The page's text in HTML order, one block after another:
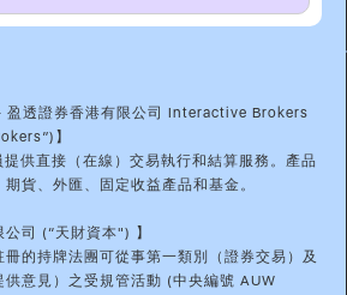
盈透證券香港有限公司 Interactive Brokers
】
供直接（在線）交易執行和結算服務。產品
貨、外匯、固定收益產品和基金。
公司 (“天財資本") 】
的持牌法團可從事第一類別（證券交易）及
意見）之受規管活動 (中央編號 AUW